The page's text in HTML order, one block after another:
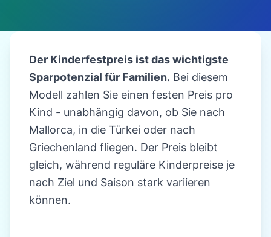
Der Kinderfestpreis ist das wichtigste
Sparpotenzial für Familien. Bei diesem
Modell zahlen Sie einen festen Preis pro
Kind - unabhängig davon, ob Sie nach
Mallorca, in die Türkei oder nach
Griechenland fliegen. Der Preis bleibt
gleich, während reguläre Kinderpreise je
nach Ziel und Saison stark variieren
können.